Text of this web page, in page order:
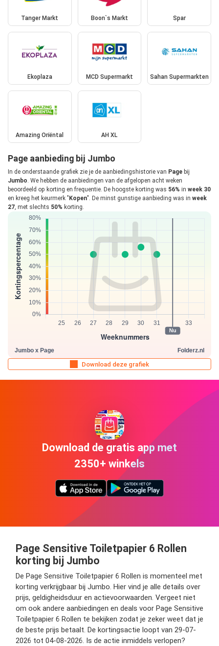
Tanger Markt Boon`s Markt Spar
Ekoplaza MCD Supermarkt Sahan Supermarkten
Amazing Oriëntal AH XL
Page aanbieding bij Jumbo
In de onderstaande grafiek zie je de aanbiedingshistorie van Page bij
Jumbo. We hebben de aanbiedingen van de afgelopen acht weken
beoordeeld op korting en frequentie. De hoogste korting was 56% in week 30
en kreeg het keurmerk " Kopen". De minst gunstige aanbieding was in week
27, met slechts 50% korting.
Download deze grafiek
Download de gratis app met
2350+ winkels
Page Sensitive Toiletpapier 6 Rollen
korting bij Jumbo
De Page Sensitive Toiletpapier 6 Rollen is momenteel met
korting verkrijgbaar bij Jumbo. Hier vind je alle details over
prijs, geldigheidsduur en actievoorwaarden. Vergeet niet
om ook andere aanbiedingen en deals voor Page Sensitive
Toiletpapier 6 Rollen te bekijken zodat je zeker weet dat je
de beste prijs betaalt. De kortingsactie loopt van 29-07-
2026 tot 04-08-2026. Is de actie inmiddels verlopen?